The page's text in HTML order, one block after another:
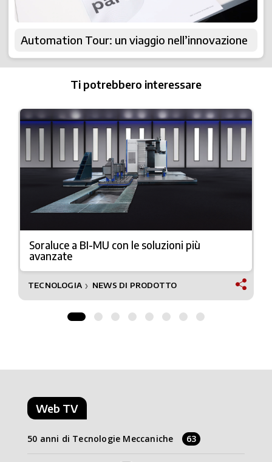
Automation Tour: un viaggio nell’innovazione
Ti potrebbero interessare
Soraluce a BI-MU con le soluzioni più
avanzate
TECNOLOGIA ❯ NEWS DI PRODOTTO
Web TV
50 anni di Tecnologie Meccaniche 63